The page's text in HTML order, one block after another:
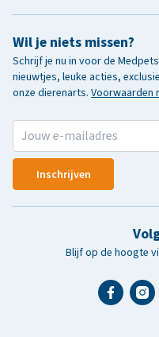
Wil je niets missen?
Schrijf je nu in voor de
nieuwtjes, leuke acties,
onze dierenarts. Voorwaarden
Inschrijven
Blijf op de hoogte